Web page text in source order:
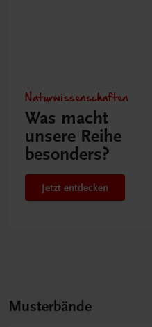
Naturwissenschaften
Was macht
unsere Reihe
besonders?
Jetzt entdecken
Musterbände